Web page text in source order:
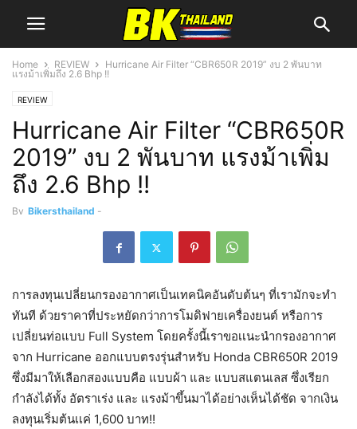
Home REVIEW
Hurricane Air Filter “CBR650R 2019” งบ 2 พันบาท
แรงม้าเพิ่มถึง 2.6 Bhp !!
REVIEW
Hurricane Air Filter “CBR650R
2019” งบ 2 พันบาท แรงม้าเพิ่ม
ถึง 2.6 Bhp !!
By Bikersthailand -
การลงทุนเปลี่ยนกรองอากาศเป็นเทคนิคอันดับต้นๆ ที่เรามักจะทำ
ทันที ด้วยราคาที่ประหยัดกว่าการโมดิฟายเครื่องยนต์ หรือการ
เปลี่ยนท่อแบบ Full System โดยครั้งนี้เราขอเเนะนำกรองอากาศ
จาก Hurricane ออกแบบตรงรุ่นสำหรับ Honda CBR650R 2019
ซึ่งมีมาให้เลือกสองแบบคือ แบบผ้า และ แบบสแตนเลส ซึ่งเรียก
กำลังได้ทั้ง อัตราเร่ง และ แรงม้าขึ้นมาได้อย่างเห็นได้ชัด จากเงิน
ลงทุนเริ่มต้นเเค่ 1,600 บาท!!